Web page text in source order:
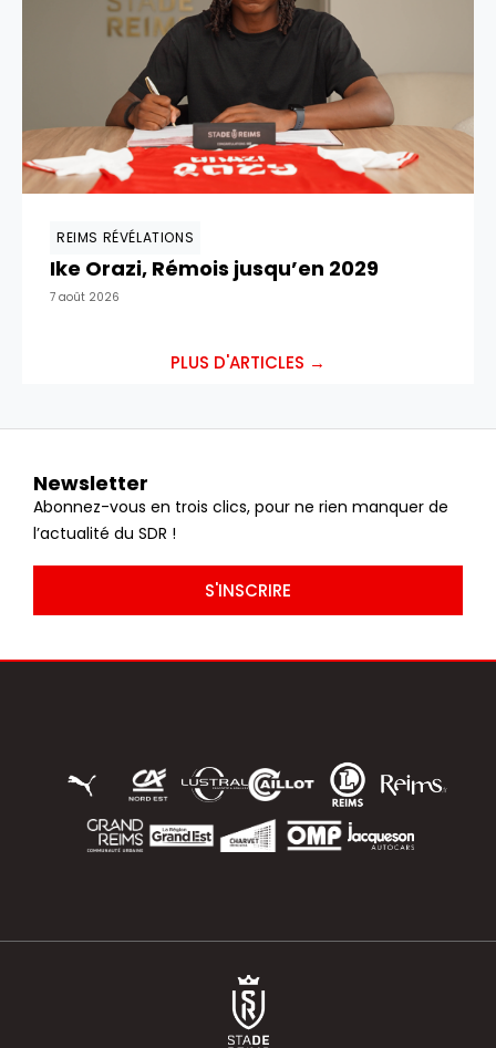
REIMS RÉVÉLATIONS
Ike Orazi, Rémois jusqu’en 2029
7 août 2026
PLUS D'ARTICLES →
Newsletter
Abonnez-vous en trois clics, pour ne rien manquer de
l’actualité du SDR !
S'INSCRIRE